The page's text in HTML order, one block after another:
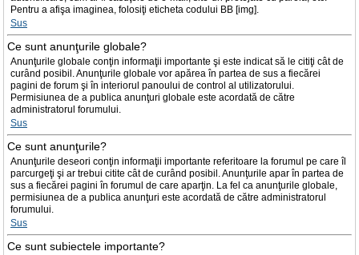
Pentru a afişa imaginea, folosiţi eticheta codului BB [img].
Sus
Ce sunt anunţurile globale?
Anunţurile globale conţin informaţii importante şi este indicat să le citiţi cât de
curând posibil. Anunţurile globale vor apărea în partea de sus a fiecărei
pagini de forum şi în interiorul panoului de control al utilizatorului.
Permisiunea de a publica anunţuri globale este acordată de către
administratorul forumului.
Sus
Ce sunt anunţurile?
Anunţurile deseori conţin informaţii importante referitoare la forumul pe care îl
parcurgeţi şi ar trebui citite cât de curând posibil. Anunţurile apar în partea de
sus a fiecărei pagini în forumul de care aparţin. La fel ca anunţurile globale,
permisiunea de a publica anunţuri este acordată de către administratorul
forumului.
Sus
Ce sunt subiectele importante?